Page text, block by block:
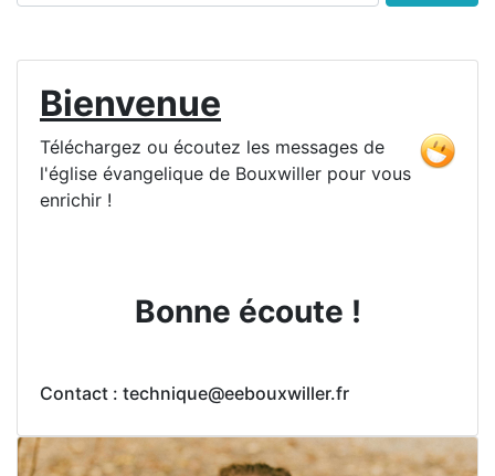
Bienvenue
Téléchargez ou écoutez les messages de
l'église évangelique de Bouxwiller pour vous
enrichir !
Bonne écoute !
Contact : technique@eebouxwiller.fr